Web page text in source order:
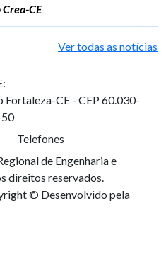
CE
Ver todas as notícias
Fortaleza-CE - CEP 60.030-
Telefones
de Engenharia e
direitos reservados.
© Desenvolvido pela